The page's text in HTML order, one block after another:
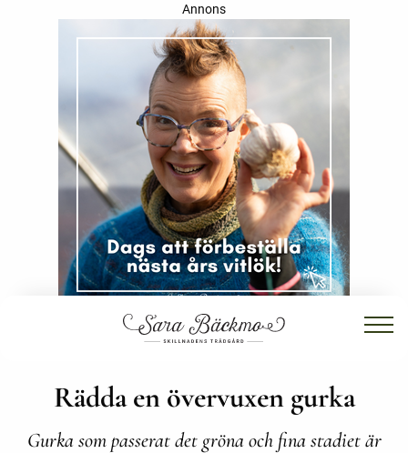
Annons
Rädda en övervuxen gurka
Gurka som passerat det gröna och fina stadiet är